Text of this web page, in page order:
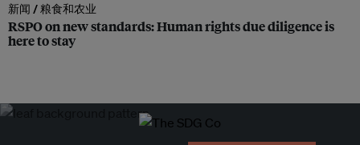
新闻 /粮食和农业
RSPO on new standards: Human rights due diligence is
here to stay